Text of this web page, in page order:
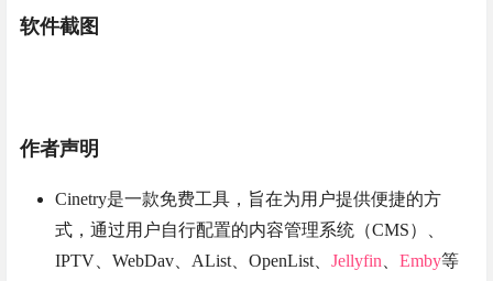
软件截图
作者声明
Cinetry是一款免费工具，旨在为用户提供便捷的方
式，通过用户自行配置的内容管理系统（CMS）、
IPTV、WebDav、AList、OpenList、 Jellyfin Emby等